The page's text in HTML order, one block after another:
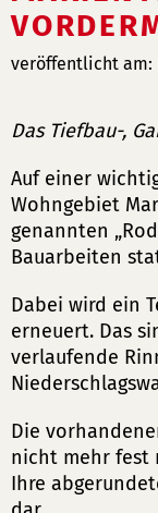
veröffentlicht am:
Das Tiefbau-,
Auf einer
Wohngebiet
genannten
Bauarbeiten
Dabei wird ein
erneuert. Das
verlaufende
Die
nicht mehr fest
Ihre